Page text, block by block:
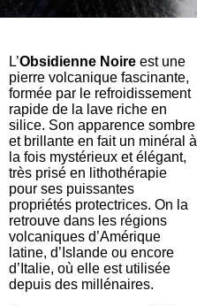
L’Obsidienne Noire est une
pierre volcanique fascinante,
formée par le refroidissement
rapide de la lave riche en
silice. Son apparence sombre
et brillante en fait un minéral à
la fois mystérieux et élégant,
très prisé en lithothérapie
pour ses puissantes
propriétés protectrices. On la
retrouve dans les régions
volcaniques d’Amérique
latine, d’Islande ou encore
d’Italie, où elle est utilisée
depuis des millénaires.